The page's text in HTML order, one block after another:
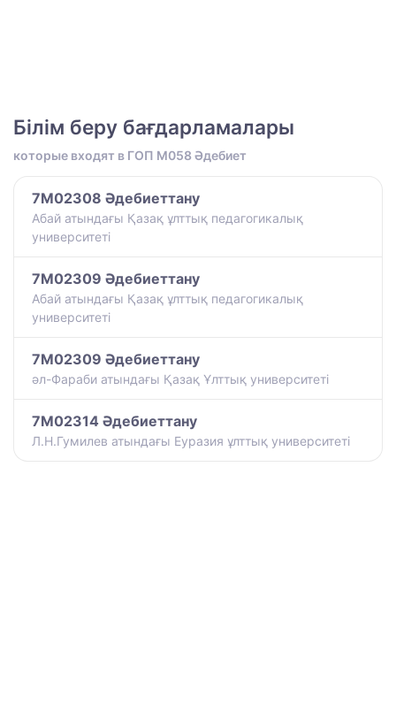
Білім беру бағдарламалары
которые входят в ГОП M058 Әдебиет
7M02308 Әдебиеттану
Абай атындағы Қазақ ұлттық педагогикалық
университеті
7M02309 Әдебиеттану
Абай атындағы Қазақ ұлттық педагогикалық
университеті
7M02309 Әдебиеттану
әл-Фараби атындағы Қазақ Ұлттық университеті
7M02314 Әдебиеттану
Л.Н.Гумилев атындағы Еуразия ұлттық университеті